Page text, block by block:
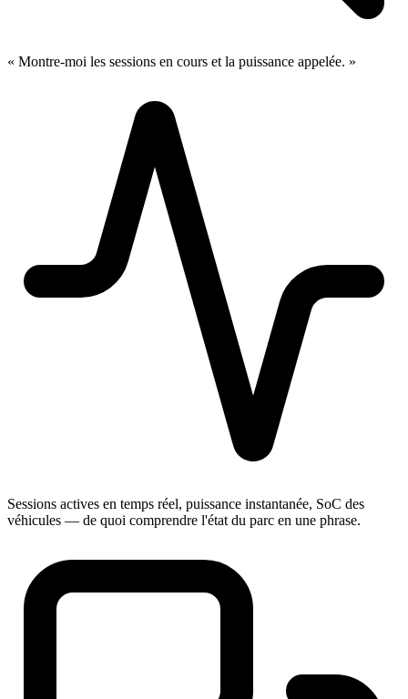
« Montre-moi les sessions en cours et la puissance appelée. »
Sessions actives en temps réel, puissance instantanée, SoC des
véhicules — de quoi comprendre l'état du parc en une phrase.